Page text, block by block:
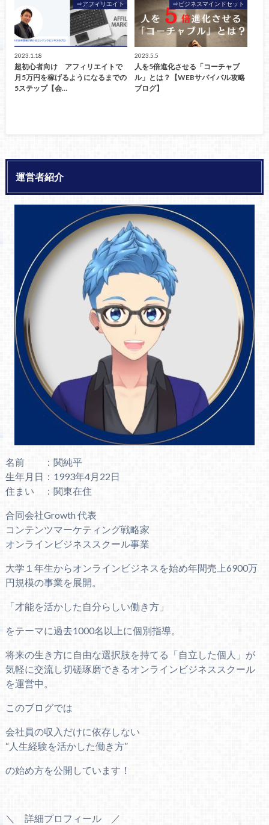
⇒アフィリエイト
2023.1.18
超初心者向け アフィリエイトで
月5万円を稼げるようになるまでの
5ステップ【会…
⇒ビジネスマインドセット
2023.5.5
人を5倍進化させる「コーチャブ
ル」とは？【WEBサバイバル攻略
ブログ】
運営者紹介
名前 ：関純平
生年月日：1993年4月22日
住まい ：関東在住
合同会社Growth 代表
コンテンツマーケティング戦略家
オンラインビジネススクール事業
大学１年生からオンラインビジネスを始め年間売上6900万
円規模の事業を展開。
「才能を活かした自分らしい働き方」
をテーマに過去1000名以上に個別指導。
将来の生き方に自由な選択肢を持てる「自立した個人」が
気軽に交流し切磋琢磨できるオンラインビジネススクール
を運営中。
このブログでは
会社員の収入だけに依存しない
“人生経験を活かした働き方”
の始め方を公開しています！
＼ 詳細プロフィール ／